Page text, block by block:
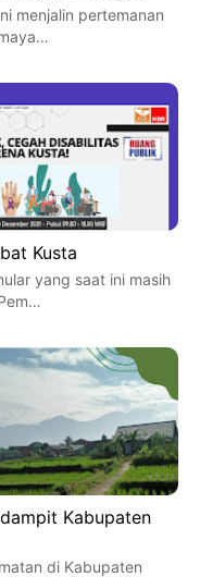
menjalin pertemanan
Kusta
yang saat ini masih
Kabupaten
di Kabupaten